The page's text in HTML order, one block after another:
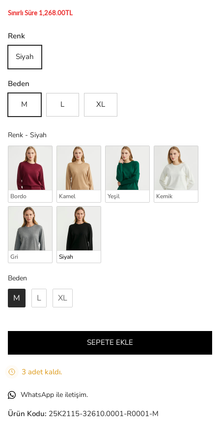
Sınırlı Süre 1,268.00TL
Renk
Siyah
Beden
M L XL
Renk - Siyah
Bordo Kamel Yeşil Kemik
Gri Siyah
Beden
Beden
M L XL
SEPETE EKLE
3 adet kaldı.
WhatsApp ile iletişim.
Ürün Kodu: 25K2115-32610.0001-R0001-M